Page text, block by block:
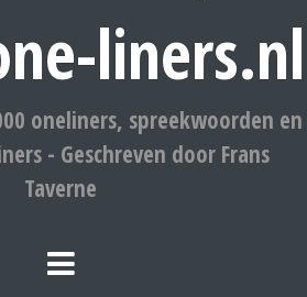
liners.nl
oneliners, spreekwoorden en
- Geschreven door Frans
Taverne